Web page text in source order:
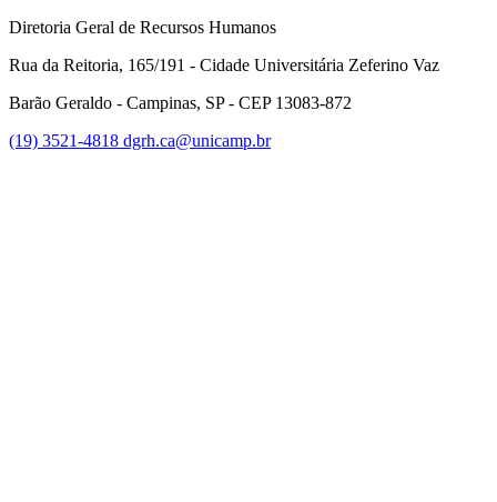
Diretoria Geral de Recursos Humanos
Rua da Reitoria, 165/191 - Cidade Universitária Zeferino Vaz
Barão Geraldo - Campinas, SP - CEP 13083-872
(19) 3521-4818 dgrh.ca@unicamp.br